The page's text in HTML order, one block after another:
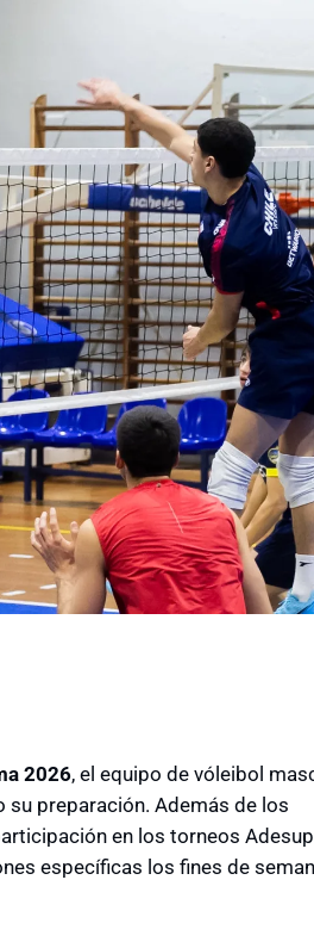
2026, el equipo de vóleibol
su preparación. Además de los
en los torneos
específicas los fines de